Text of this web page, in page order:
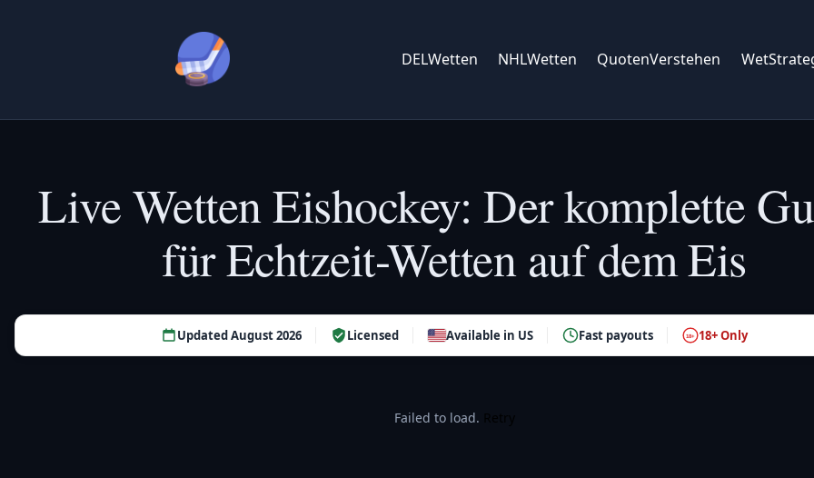
DELWetten NHLWetten QuotenVerstehen
Live Wetten Eishockey: Der komplette
für Echtzeit-Wetten auf dem Eis
Updated August 2026 Licensed Available in US Fast payouts 18+ 18+ Only
Failed to load.